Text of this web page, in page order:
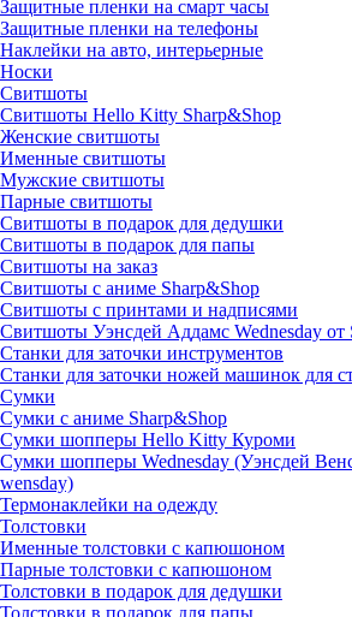
Защитные пленки на смарт часы
Защитные пленки на телефоны
Наклейки на авто, интерьерные
Носки
Свитшоты
Cвитшоты Hello Kitty Sharp&Shop
Женские свитшоты
Именные свитшоты
Мужские свитшоты
Парные свитшоты
Свитшоты в подарок для дедушки
Свитшоты в подарок для папы
Свитшоты на заказ
Свитшоты с аниме Sharp&Shop
Свитшоты с принтами и надписями
Свитшоты Уэнсдей Аддамс Wednesday от
Станки для заточки инструментов
Станки для заточки ножей машинок для
Сумки
Сумки с аниме Sharp&Shop
Сумки шопперы Hello Kitty Куроми
Сумки шопперы Wednesday (Уэнсдей
wensday)
Термонаклейки на одежду
Толстовки
Именные толстовки с капюшоном
Парные толстовки с капюшоном
Толстовки в подарок для дедушки
Толстовки в подарок для папы